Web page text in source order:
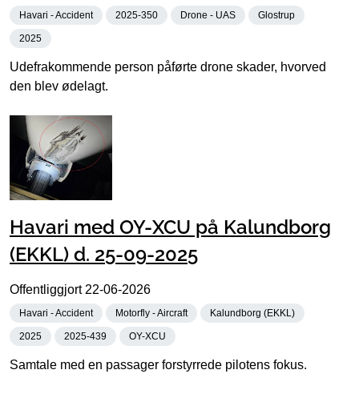
Havari - Accident 2025-350 Drone - UAS Glostrup
2025
Udefrakommende person påførte drone skader, hvorved
den blev ødelagt.
Havari med OY-XCU på Kalundborg
(EKKL) d. 25-09-2025
Offentliggjort 22-06-2026
Havari - Accident Motorfly - Aircraft Kalundborg (EKKL)
2025 2025-439 OY-XCU
Samtale med en passager forstyrrede pilotens fokus.